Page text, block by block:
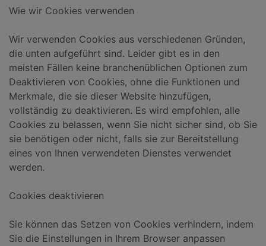
Wie wir Cookies verwenden
Wir verwenden Cookies aus verschiedenen Gründen,
die unten aufgeführt sind. Leider gibt es in den
meisten Fällen keine branchenüblichen Optionen zum
Deaktivieren von Cookies, ohne die Funktionen und
Merkmale, die sie dieser Website hinzufügen,
vollständig zu deaktivieren. Es wird empfohlen, alle
Cookies zu belassen, wenn Sie nicht sicher sind, ob Sie
sie benötigen oder nicht, falls sie zur Bereitstellung
eines von Ihnen verwendeten Dienstes verwendet
werden.
Cookies deaktivieren
Sie können das Setzen von Cookies verhindern, indem
Sie die Einstellungen in Ihrem Browser anpassen